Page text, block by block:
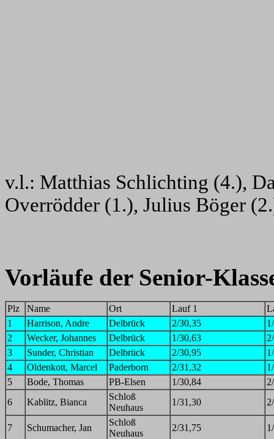
v.l.: Matthias Schlichting (4.),
Overrödder (1.), Julius Böger
Vorläufe der Senior-
Plz Name Ort Lauf 1
1
Harrison, Andre Delbrück 2/30,35
2
Wecker, Johannes Delbrück 1/30,63
3
Sunder, Christian Delbrück 2/30,95
4
Oldenkott, Marcel Paderborn 2/31,32
5
Bode, Thomas PB-Elsen 1/30,84
6
Kablitz, Bianca
Schloß
Neuhaus
1/31,30
7 Schumacher, Jan
Schloß
Neuhaus
2/31,75